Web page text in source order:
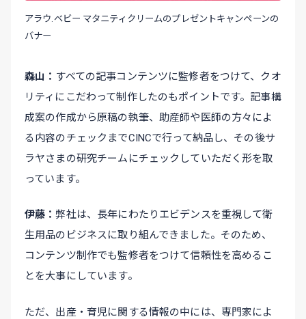
アラウ.ベビー マタニティクリームのプレゼントキャンペーンの
バナー
森山
すべての記事コンテンツに監修者をつけて、クオ
リティにこだわって制作したのもポイントです。記事構
成案の作成から原稿の執筆、助産師や医師の方々によ
る内容のチェックまでCINCで行って納品し、その後サ
ラヤさまの研究チームにチェックしていただく形を取
っています。
伊藤
弊社は、長年にわたりエビデンスを重視して衛
生用品のビジネスに取り組んできました。そのため、
コンテンツ制作でも監修者をつけて信頼性を高めるこ
とを大事にしています。
ただ、出産・育児に関する情報の中には、専門家によ